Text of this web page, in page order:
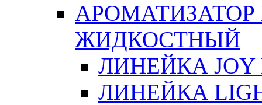
ЖИДКОСТНЫЙ
ЛИНЕЙКА JOY
ЛИНЕЙКА